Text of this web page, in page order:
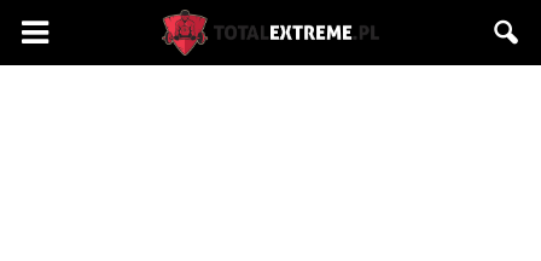
Totalextreme.pl